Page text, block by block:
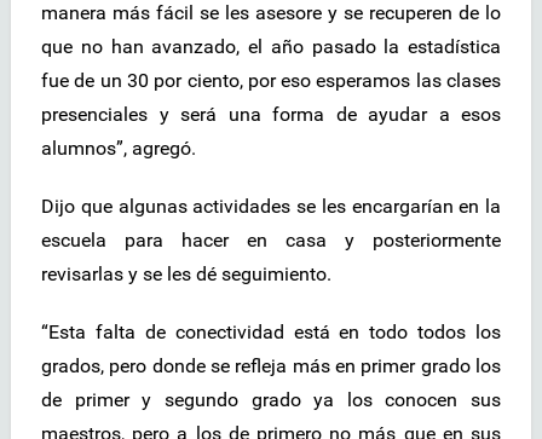
manera más fácil se les asesore y se recuperen de lo
que no han avanzado, el año pasado la estadística
fue de un 30 por ciento, por eso esperamos las clases
presenciales y será una forma de ayudar a esos
alumnos”, agregó.
Dijo que algunas actividades se les encargarían en la
escuela para hacer en casa y posteriormente
revisarlas y se les dé seguimiento.
“Esta falta de conectividad está en todo todos los
grados, pero donde se refleja más en primer grado los
de primer y segundo grado ya los conocen sus
maestros, pero a los de primero no más que en sus